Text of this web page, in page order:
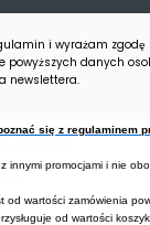
produkt
i wyrażam zgodę
powyższych danych
newslettera.
się z regulaminem
innymi promocjami i nie
od wartości zamówienia
od wartości